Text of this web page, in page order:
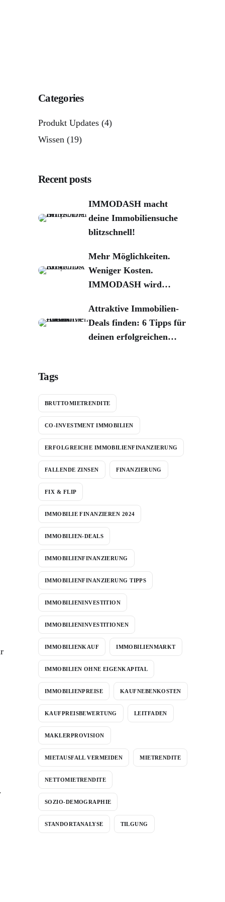
Categories
Produkt Updates (4)
Wissen (19)
Recent posts
IMMODASH macht
deine Immobiliensuche
blitzschnell!
Mehr Möglichkeiten.
Weniger Kosten.
IMMODASH wird
Attraktive Immobilien-
Deals finden: 6 Tipps für
deinen erfolgreichen
Tags
BRUTTOMIETRENDITE
CO-INVESTMENT IMMOBILIEN
ERFOLGREICHE IMMOBILIENFINANZIERUNG
FALLENDE ZINSEN FINANZIERUNG
FIX & FLIP
IMMOBILIE FINANZIEREN 2024
IMMOBILIEN-DEALS
IMMOBILIENFINANZIERUNG
IMMOBILIENFINANZIERUNG TIPPS
IMMOBILIENINVESTITION
IMMOBILIENINVESTITIONEN
IMMOBILIENKAUF IMMOBILIENMARKT
IMMOBILIEN OHNE EIGENKAPITAL
IMMOBILIENPREISE KAUFNEBENKOSTEN
KAUFPREISBEWERTUNG LEITFADEN
MAKLERPROVISION
MIETAUSFALL VERMEIDEN MIETRENDITE
NETTOMIETRENDITE
SOZIO-DEMOGRAPHIE
STANDORTANALYSE TILGUNG